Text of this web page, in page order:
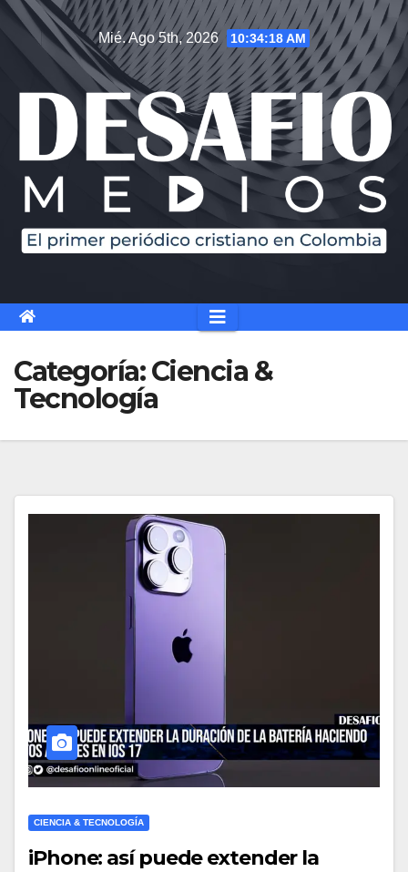
Saltar
contenido
Mié. Ago 5th, 2026 10:34:19 AM
Categoría:Ciencia &
Tecnología
CIENCIA & TECNOLOGÍA
iPhone: así puede extender la